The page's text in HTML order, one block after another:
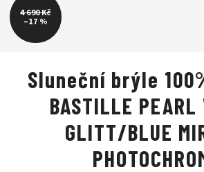
Sluneční brýle
BASTILLE PEARL
GLITT/BLUE
4 690 Kč
–17 %